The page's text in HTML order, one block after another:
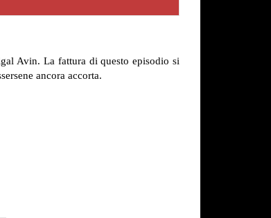
Avin. La fattura di questo episodio si
ancora accorta.